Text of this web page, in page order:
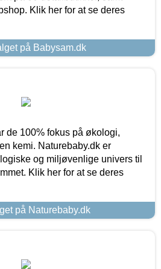
Klik her for at se deres
på Babysam.dk
de 100% fokus på økologi,
kemi. Naturebaby.dk er
og miljøvenlige univers til
Klik her for at se deres
på Naturebaby.dk